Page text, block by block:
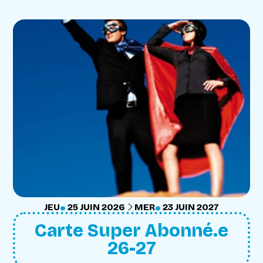
DU
JEUDI
JEU.25
JUIN
JUIN 2026
AU
MERCREDI
MER.23
JUIN
JUIN 2027
Carte Super Abonné.e
26-27